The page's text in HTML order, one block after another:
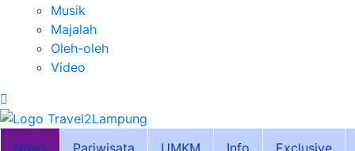
Musik
Majalah
Oleh-oleh
Video